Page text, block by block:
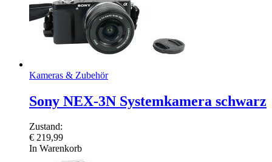
Kameras & Zubehör
Sony NEX-3N Systemkamera schwarz
Zustand:
€ 219,99
In Warenkorb